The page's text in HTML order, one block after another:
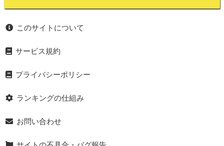
このサイトについて
サービス規約
プライバシーポリシー
ランキングの仕組み
お問い合わせ